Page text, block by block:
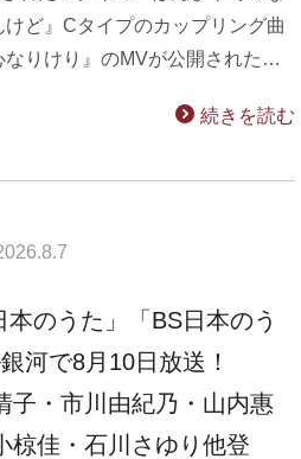
ど』Cタイプのカップリング曲
なりけり』のMVが公開された…
続きを読む
本のうた」「BS日本のう
河で8月10日放送！
子・市川由紀乃・山内惠
椋佳・石川さゆり他登